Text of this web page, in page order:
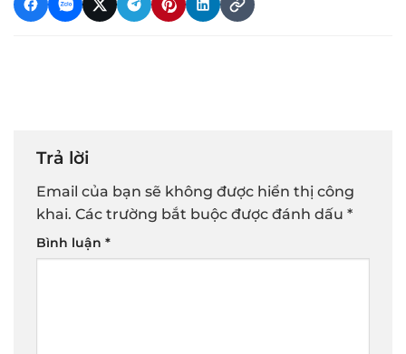
Trả lời
Email của bạn sẽ không được hiển thị công
khai. Các trường bắt buộc được đánh dấu *
Bình luận *